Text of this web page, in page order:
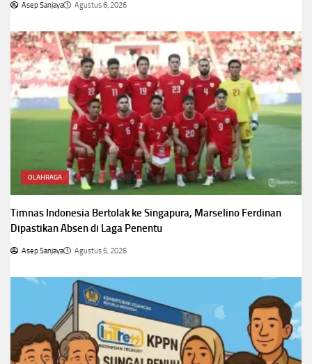
Asep Sanjaya Agustus 6, 2026
OLAHRAGA
Timnas Indonesia Bertolak ke Singapura, Marselino Ferdinan
Dipastikan Absen di Laga Penentu
Asep Sanjaya Agustus 6, 2026